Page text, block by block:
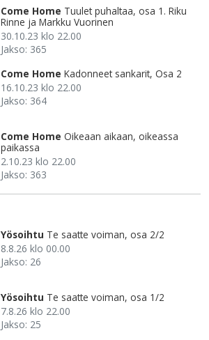
Come Home Tuulet puhaltaa, osa 1. Riku
Rinne ja Markku Vuorinen
30.10.23 klo 22.00
Jakso: 365
Come Home Kadonneet sankarit, Osa 2
16.10.23 klo 22.00
Jakso: 364
Come Home Oikeaan aikaan, oikeassa
paikassa
2.10.23 klo 22.00
Jakso: 363
Yösoihtu Te saatte voiman, osa 2/2
8.8.26 klo 00.00
Jakso: 26
Yösoihtu Te saatte voiman, osa 1/2
7.8.26 klo 22.00
Jakso: 25